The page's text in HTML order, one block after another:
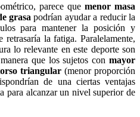
parece que menor masa
grasa podrían ayudar a reducir la
para mantener la posición y
la fatiga. Paralelamente,
lo relevante en este deporte son
que los sujetos con mayor
triangular(menor proporción
de una ciertas ventajas
para alcanzar un nivel superior de